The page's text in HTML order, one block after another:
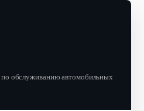
обслуживанию автомобильных